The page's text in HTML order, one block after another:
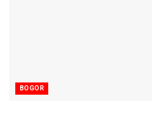
BOGOR